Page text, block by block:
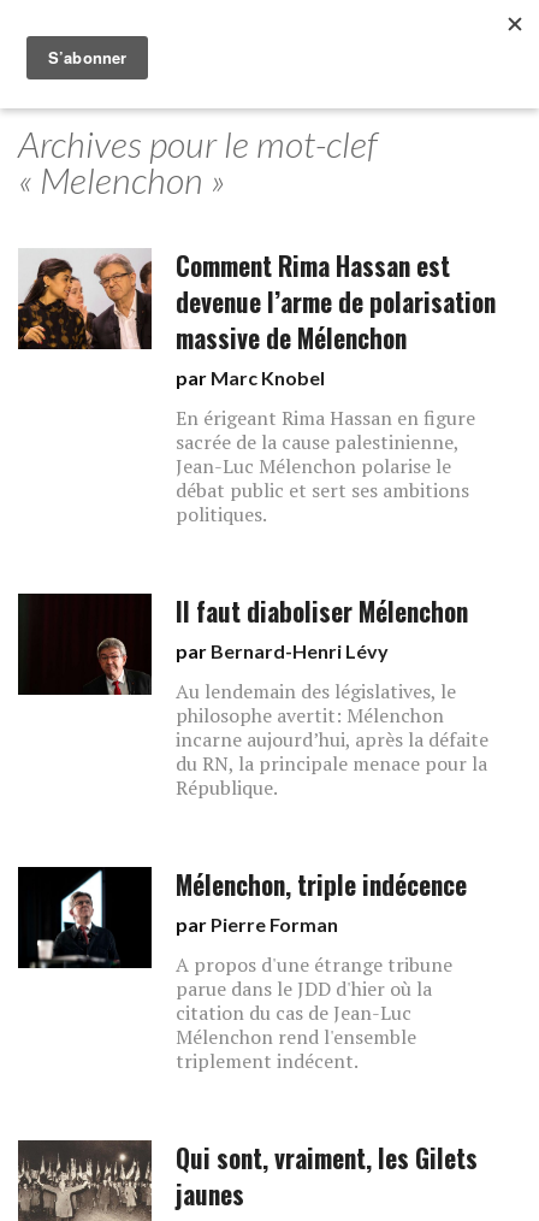
Archives pour le mot-clef
« Melenchon »
Comment Rima Hassan est
devenue l’arme de polarisation
massive de Mélenchon
par Marc Knobel
En érigeant Rima Hassan en figure
sacrée de la cause palestinienne,
Jean-Luc Mélenchon polarise le
débat public et sert ses ambitions
politiques.
Il faut diaboliser Mélenchon
par Bernard-Henri Lévy
Au lendemain des législatives, le
philosophe avertit: Mélenchon
incarne aujourd’hui, après la défaite
du RN, la principale menace pour la
République.
Mélenchon, triple indécence
par Pierre Forman
A propos d'une étrange tribune
parue dans le JDD d'hier où la
citation du cas de Jean-Luc
Mélenchon rend l'ensemble
triplement indécent.
Qui sont, vraiment, les Gilets
jaunes